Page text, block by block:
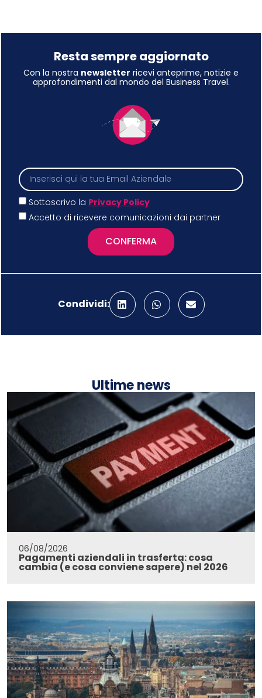
Resta sempre aggiornato
Con la nostra newsletter ricevi anteprime, notizie e
approfondimenti dal mondo del Business Travel.
Sottoscrivo la Privacy Policy
Accetto di ricevere comunicazioni dai partner
CONFERMA
Condividi:
Ultime news
06/08/2026
Pagamenti aziendali in trasferta: cosa
cambia (e cosa conviene sapere) nel 2026